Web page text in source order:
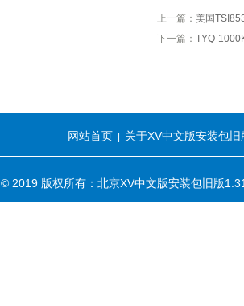
上一篇： 美国
下一篇： TYQ-
网站首页 关于XV中文版安装包
© 2019 版权所有：北京XV中文版安装包旧版